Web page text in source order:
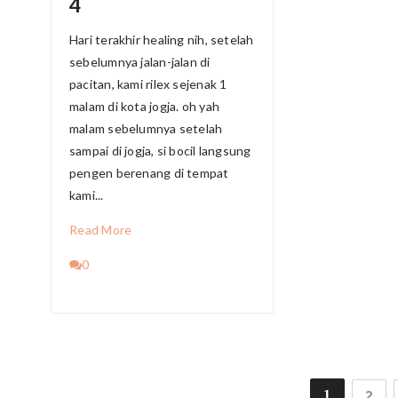
Hari terakhir healing nih, setelah
sebelumnya jalan-jalan di
pacitan, kami rilex sejenak 1
malam di kota jogja. oh yah
malam sebelumnya setelah
sampai di jogja, si bocil langsung
pengen berenang di tempat
kami...
Read More
0
1